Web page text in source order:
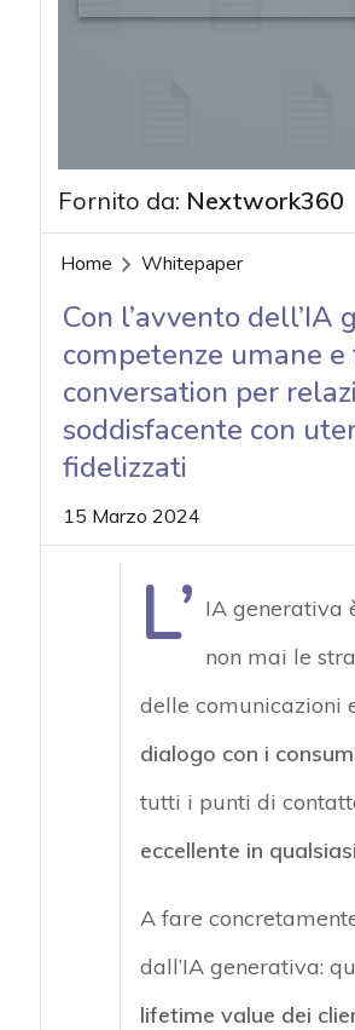
Fornito da: Nextwork360
Home Whitepaper
Con l’avvento
competenze umane
conversation per
soddisfacente con
fidelizzati
15 Marzo 2024
L’ IA generativa
non mai le
delle comunicazioni
dialogo con i
tutti i punti di
eccellente in
A fare
dall’IA generativa:
lifetime value dei